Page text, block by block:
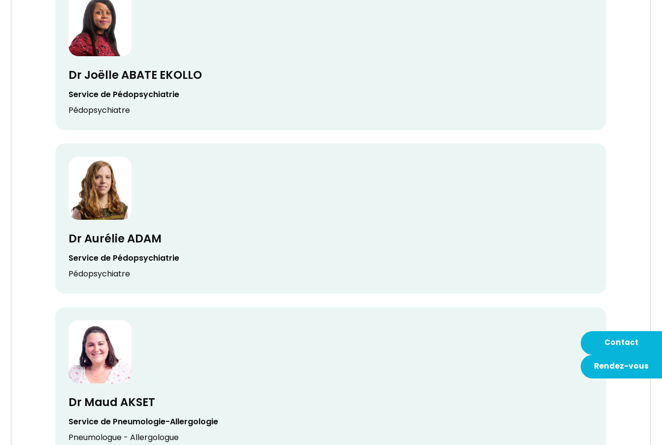
Contact
Rendez-vous
Dr Joëlle ABATE EKOLLO
Service de Pédopsychiatrie
Pédopsychiatre
Dr Aurélie ADAM
Service de Pédopsychiatrie
Pédopsychiatre
Dr Maud AKSET
Service de Pneumologie-Allergologie
Pneumologue - Allergologue